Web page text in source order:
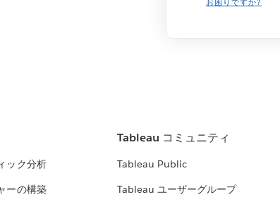
お困りですか?
ック分析
ーの構築
Tableau コミュニティ
Tableau Public
Tableau ユーザーグループ